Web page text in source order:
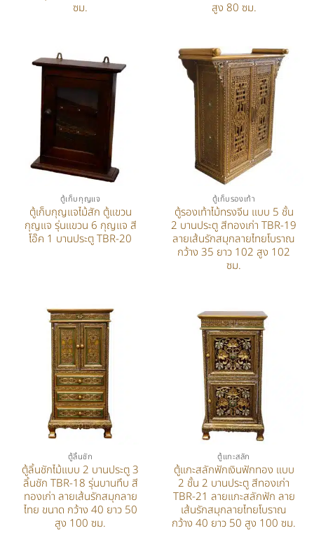
ซม.
สูง 80 ซม.
ตู้เก็บกุญแจ
ตู้เก็บกุญแจไม้สัก ตู้แขวน
กุญแจ รุ่นแขวน 6 กุญแจ สี
โอ๊ค 1 บานประตู TBR-20
ตู้เก็บรองเท้า
ตู้รองเท้าไม้ทรงจีน แบบ 5 ชั้น
2 บานประตู สีทองเก่า TBR-19
ลายเส้นรักสมุกลายไทยโบราณ
กว้าง 35 ยาว 102 สูง 102
ซม.
ตู้ลิ้นชัก
ตู้ลิ้นชักไม้แบบ 2 บานประตู 3
ลิ้นชัก TBR-18 รุ่นบานทึบ สี
ทองเก่า ลายเส้นรักสมุกลาย
ไทย ขนาด กว้าง 40 ยาว 50
สูง 100 ซม.
ตู้แกะสลัก
ตู้แกะสลักฟักเงินฟักทอง แบบ
2 ชั้น 2 บานประตู สีทองเก่า
TBR-21 ลายแกะสลักฟัก ลาย
เส้นรักสมุกลายไทยโบราณ
กว้าง 40 ยาว 50 สูง 100 ซม.